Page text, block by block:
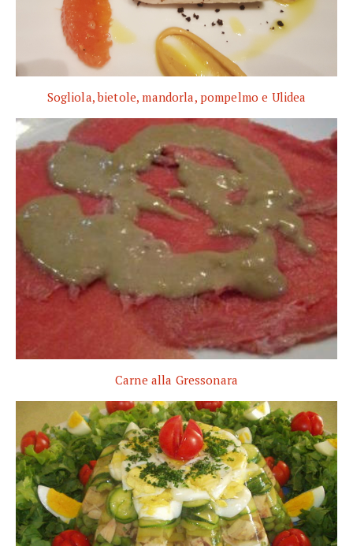
Sogliola, bietole, mandorla, pompelmo e Ulidea
Carne alla Gressonara